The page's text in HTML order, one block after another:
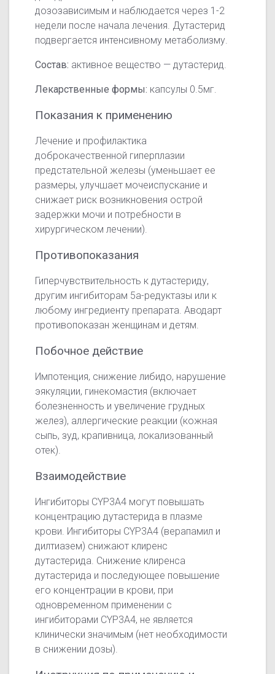
дозозависимым и наблюдается через 1-2
недели после начала лечения. Дутастерид
подвергается интенсивному метаболизму.
Состав: активное вещество — дутастерид.
Лекарственные формы: капсулы 0.5мг.
Показания к применению
Лечение и профилактика
доброкачественной гиперплазии
предстательной железы (уменьшает ее
размеры, улучшает мочеиспускание и
снижает риск возникновения острой
задержки мочи и потребности в
хирургическом лечении).
Противопоказания
Гиперчувствительность к дутастериду,
другим ингибиторам 5а-редуктазы или к
любому ингредиенту препарата. Аводарт
противопоказан женщинам и детям.
Побочное действие
Импотенция, снижение либидо, нарушение
эякуляции, гинекомастия (включает
болезненность и увеличение грудных
желез), аллергические реакции (кожная
сыпь, зуд, крапивница, локализованный
отек).
Взаимодействие
Ингибиторы CYP3A4 могут повышать
концентрацию дутастерида в плазме
крови. Ингибиторы CYP3A4 (верапамил и
дилтиазем) снижают клиренс
дутастерида. Снижение клиренса
дутастерида и последующее повышение
его концентрации в крови, при
одновременном применении с
ингибиторами CYP3A4, не является
клинически значимым (нет необходимости
в снижении дозы).